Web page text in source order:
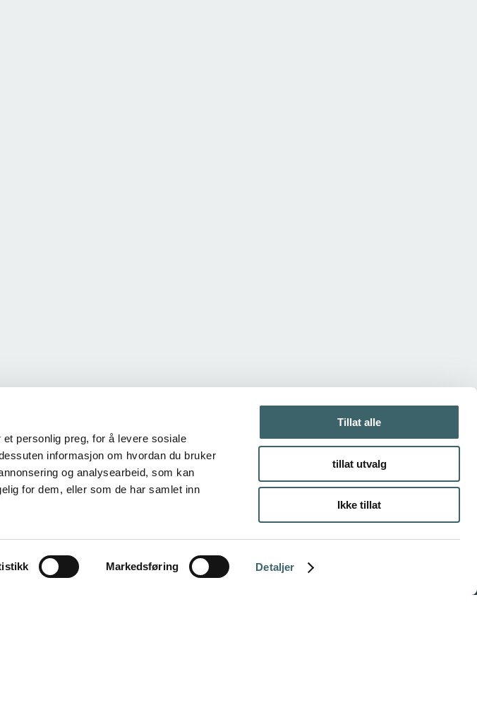
personlig preg, for å levere sosiale
informasjon om hvordan du bruker
og analysearbeid, som kan
for dem, eller som de har samlet inn
Markedsføring Detaljer
Tillat alle
tillat utvalg
Ikke tillat